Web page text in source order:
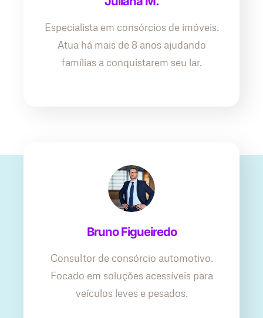
Especialista em consórcios de imóveis.
Atua há mais de 8 anos ajudando
famílias a conquistarem seu lar.
Bruno Figueiredo
Consultor de consórcio automotivo.
Focado em soluções acessíveis para
veículos leves e pesados.